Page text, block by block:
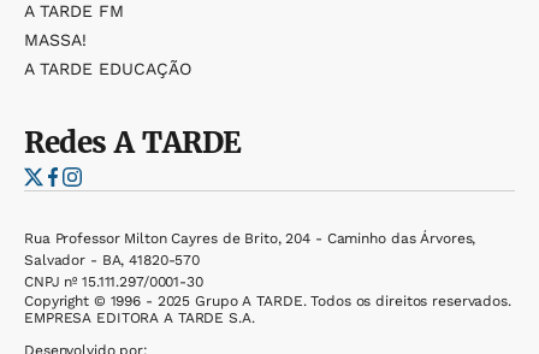
A TARDE FM
MASSA!
A TARDE EDUCAÇÃO
RedesA TARDE
Rua Professor Milton Cayres de Brito, 204 - Caminho das Árvores,
Salvador - BA, 41820-570
CNPJ nº 15.111.297/0001-30
Copyright © 1996 - 2025 Grupo A TARDE. Todos os direitos reservados.
EMPRESA EDITORA A TARDE S.A.
Desenvolvido por: